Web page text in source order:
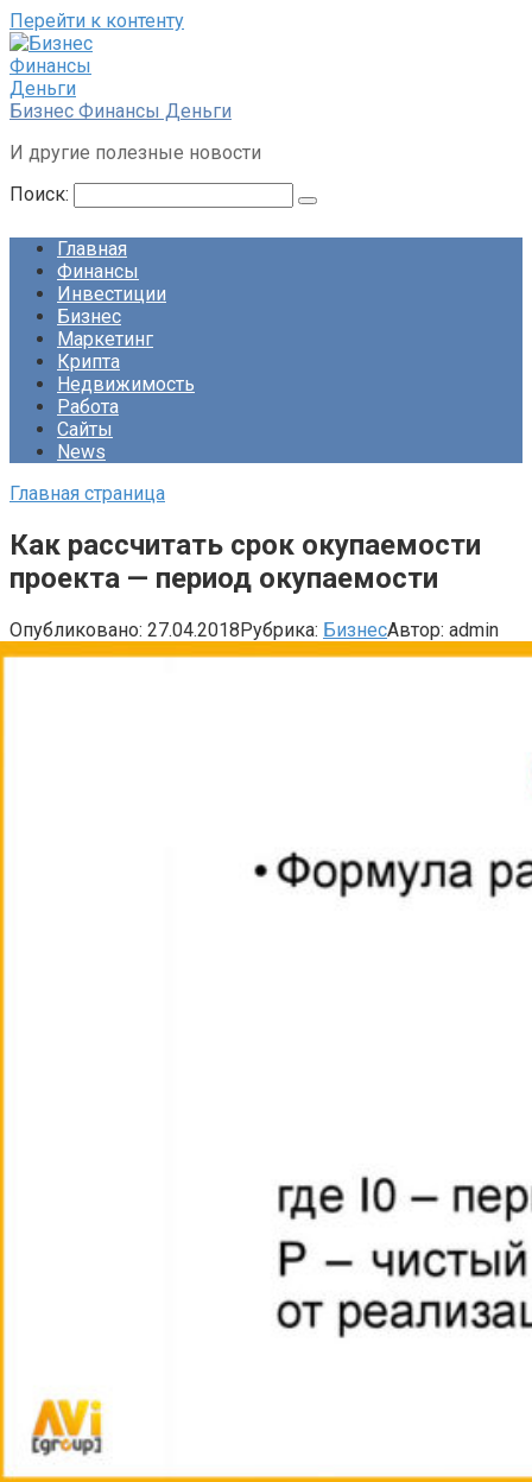
Перейти к контенту
Бизнес Финансы Деньги
И другие полезные новости
Поиск:
Главная
Финансы
Инвестиции
Бизнес
Маркетинг
Крипта
Недвижимость
Работа
Сайты
News
Главная страница
Как рассчитать срок окупаемости
проекта — период окупаемости
Опубликовано: 27.04.2018Рубрика: БизнесАвтор: admin